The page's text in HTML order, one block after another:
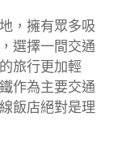
，擁有眾多吸
選擇一間交通
旅行更加輕
作為主要交通
飯店絕對是理